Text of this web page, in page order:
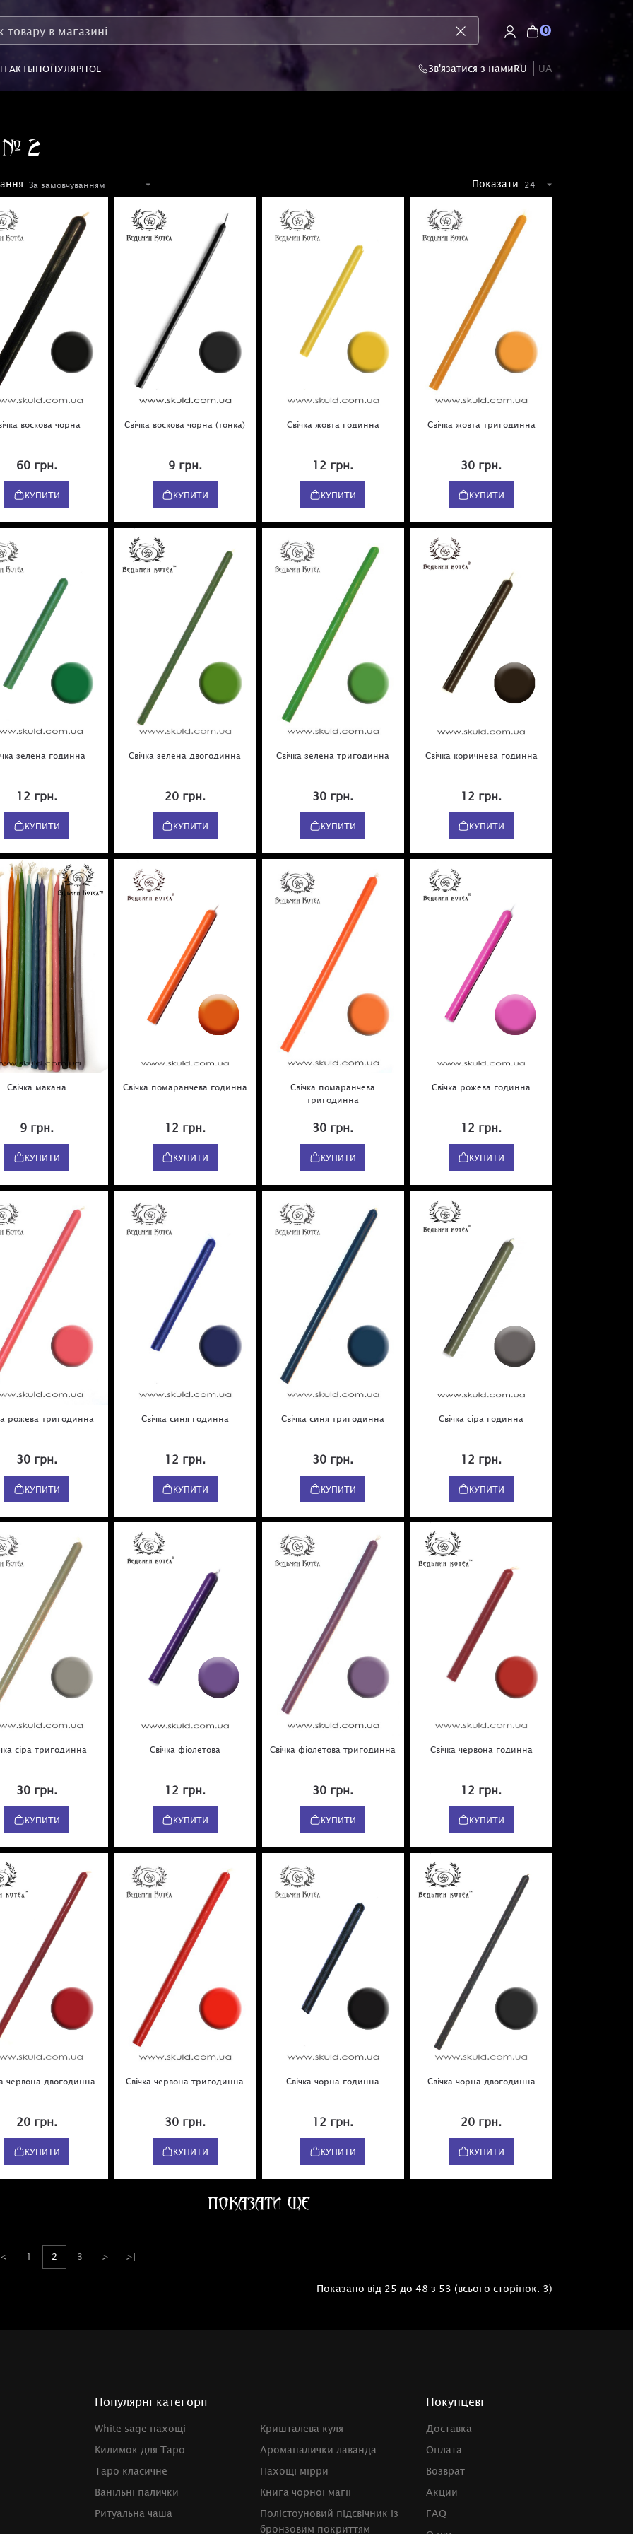
0
ПОПУЛЯРНОЕ Зв'язатися з намиRU UA
№ 2
Показати:
воскова чорна
60 грн.
КУПИТИ
Свічка воскова чорна (тонка)
9 грн.
КУПИТИ
Свічка жовта годинна
12 грн.
КУПИТИ
Свічка жовта тригодинна
30 грн.
КУПИТИ
зелена годинна
12 грн.
КУПИТИ
Свічка зелена двогодинна
20 грн.
КУПИТИ
Свічка зелена тригодинна
30 грн.
КУПИТИ
Свічка коричнева годинна
12 грн.
КУПИТИ
Свічка макана
9 грн.
КУПИТИ
Свічка помаранчева годинна
12 грн.
КУПИТИ
Свічка помаранчева
тригодинна
30 грн.
КУПИТИ
Свічка рожева годинна
12 грн.
КУПИТИ
рожева тригодинна
30 грн.
КУПИТИ
Свічка синя годинна
12 грн.
КУПИТИ
Свічка синя тригодинна
30 грн.
КУПИТИ
Свічка сіра годинна
12 грн.
КУПИТИ
сіра тригодинна
30 грн.
КУПИТИ
Свічка фіолетова
12 грн.
КУПИТИ
Свічка фіолетова тригодинна
30 грн.
КУПИТИ
Свічка червона годинна
12 грн.
КУПИТИ
червона двогодинна
20 грн.
КУПИТИ
Свічка червона тригодинна
30 грн.
КУПИТИ
Свічка чорна годинна
12 грн.
КУПИТИ
Свічка чорна двогодинна
20 грн.
КУПИТИ
ПОКАЗАТИ ЩЕ
< 1 2 3 > >|
Показано від 25 до 48 з 53 (всього сторінок: 3)
Популярні категорії
White sage пахощі
Кришталева куля
Килимок для Таро
Аромапалички лаванда
Таро класичне
Пахощі мірри
Ванільні палички
Книга чорної магії
Ритуальна чаша
Полістоуновий підсвічник із
бронзовим покриттям
Покупцеві
Доставка
Оплата
Возврат
Акции
FAQ